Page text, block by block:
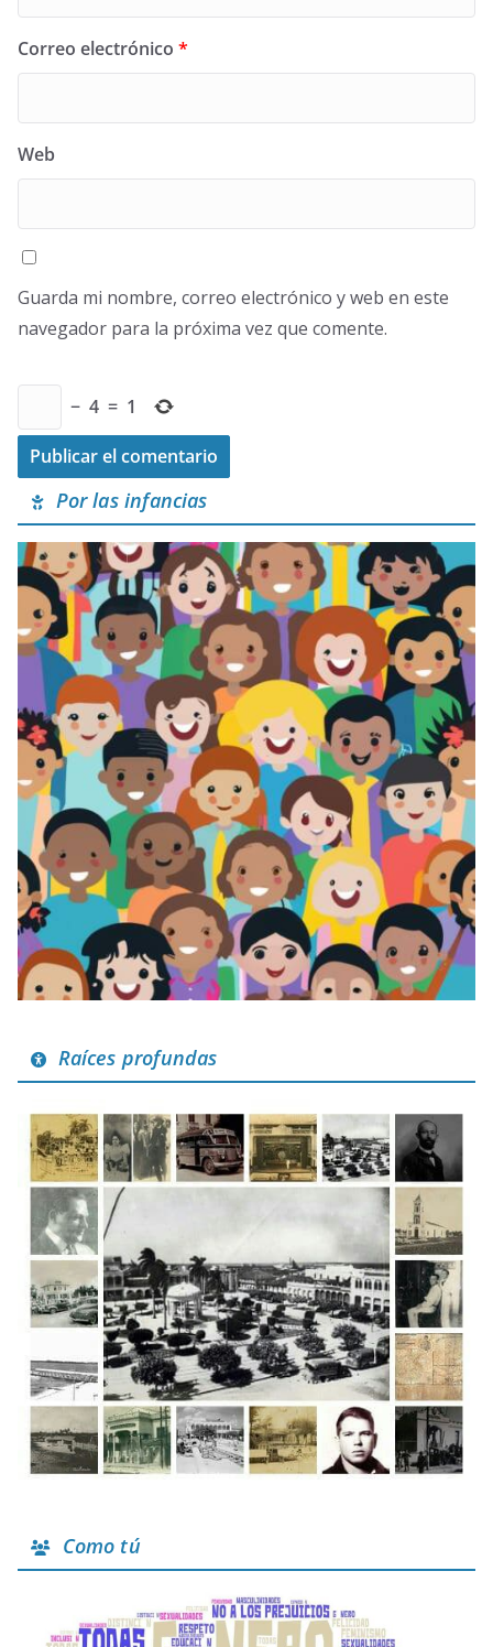
Correo electrónico *
Web
Guarda mi nombre, correo electrónico y web en este
navegador para la próxima vez que comente.
− 4 = 1
Por las infancias
Raíces profundas
Como tú